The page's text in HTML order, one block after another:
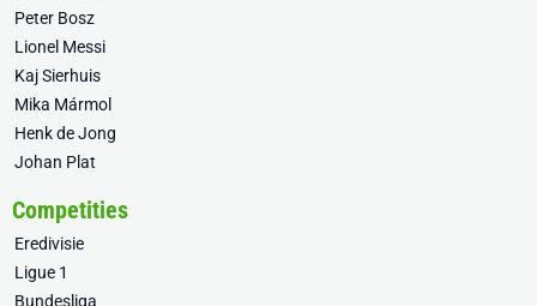
Peter Bosz
Lionel Messi
Kaj Sierhuis
Mika Mármol
Henk de Jong
Johan Plat
Competities
Eredivisie
Ligue 1
Bundesliga